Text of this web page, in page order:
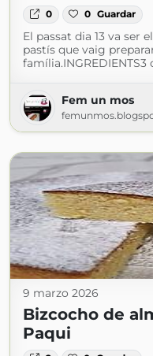
0 0 Guardar
El passat dia 13 va ser
pastís que vaig
família.INGREDIENTS3
Fem un mos
9 marzo 2026
Bizcocho de
Paqui